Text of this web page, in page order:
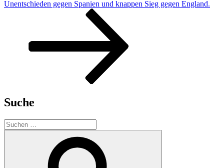
Beitrag
Unentschieden gegen Spanien und knappen Sieg gegen England.
Suche
Suchen
nach: